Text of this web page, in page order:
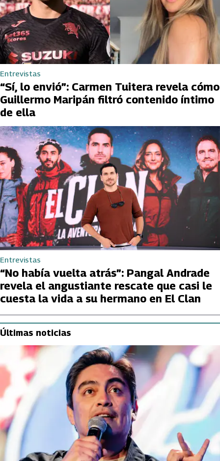
Entrevistas
“Sí, lo envió”: Carmen Tuitera revela cómo
Guillermo Maripán filtró contenido íntimo
de ella
Entrevistas
“No había vuelta atrás”: Pangal Andrade
revela el angustiante rescate que casi le
cuesta la vida a su hermano en El Clan
Últimas noticias